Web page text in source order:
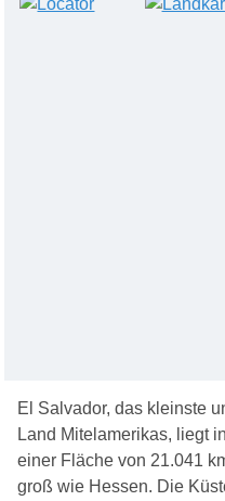
El Salvador, das kleinste
Land Mitelamerikas, liegt
einer Fläche von 21.041
groß wie Hessen. Die